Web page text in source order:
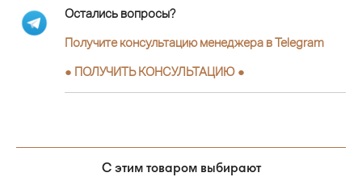
Остались вопросы?
Получите консультацию менеджера в Telegram
● ПОЛУЧИТЬ КОНСУЛЬТАЦИЮ ●
С этим товаром выбирают